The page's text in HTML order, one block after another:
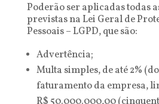
Poderão ser aplicadas todas
previstas na Lei Geral de
Pessoais – LGPD, que são:
Advertência;
Multa simples, de até 2%
faturamento da empresa,